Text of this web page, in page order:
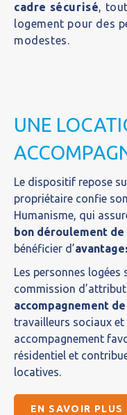
cadre sécurisé,
logement pour des
modestes.
UNE
Le dispositif repose
propriétaire confie
Humanisme, qui
bon déroulement
bénéficier d’
Les personnes
commission
accompagnement
travailleurs sociaux et
accompagnement
résidentiel et
locatives.
EN SAVOIR